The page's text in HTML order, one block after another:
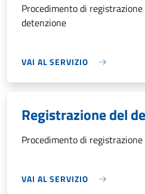
Procedimento di registrazione
detenzione
VAI AL SERVIZIO
Registrazione del
Procedimento di registrazione
VAI AL SERVIZIO